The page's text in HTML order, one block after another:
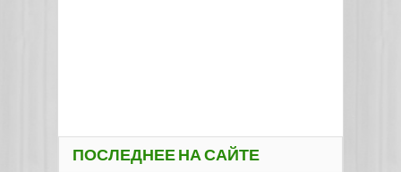
ПОСЛЕДНЕЕ НА САЙТЕ